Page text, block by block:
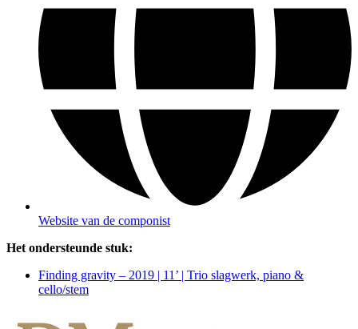
Website van de componist
Het ondersteunde stuk:
Finding gravity – 2019 | 11’ | Trio slagwerk, piano &
cello/stem